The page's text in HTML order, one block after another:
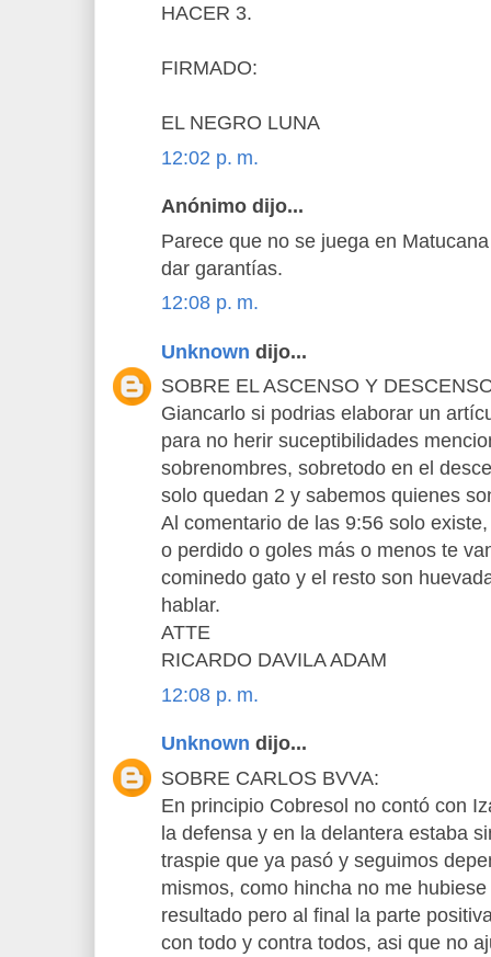
HACER 3.
FIRMADO:
EL NEGRO LUNA
12:02 p. m.
Anónimo dijo...
Parece que no se juega en
dar garantías.
12:08 p. m.
Unknown dijo...
SOBRE EL ASCENSO Y
Giancarlo si podrias elaborar un
para no herir suceptibilidades
sobrenombres, sobretodo en el
solo quedan 2 y sabemos quienes
Al comentario de las 9:56 solo
o perdido o goles más o menos te
cominedo gato y el resto son
hablar.
ATTE
RICARDO DAVILA ADAM
12:08 p. m.
Unknown dijo...
SOBRE CARLOS BVVA:
En principio Cobresol no contó con
la defensa y en la delantera estaba
traspie que ya pasó y seguimos
mismos, como hincha no me
resultado pero al final la parte
con todo y contra todos, asi que no